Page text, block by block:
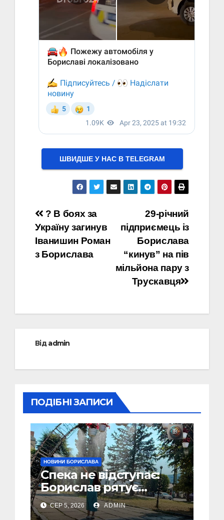
ШВИДШЕ У НАС В ТELEGRAM
Навігація
записів
29-річний
підприємець із
Борислава
“кинув” на пів
мільйона пару з
Трускавця
? В боях за
Україну загинув
Іванишин Роман
з Борислава
Відadmin
ПОДІБНІ ЗАПИСИ
НОВИНИ БОРИСЛАВА
Спека не відступає:
Борислав рятує
жителів від рекордної
спеки (Фото)
СЕР 5, 2026 ADMIN